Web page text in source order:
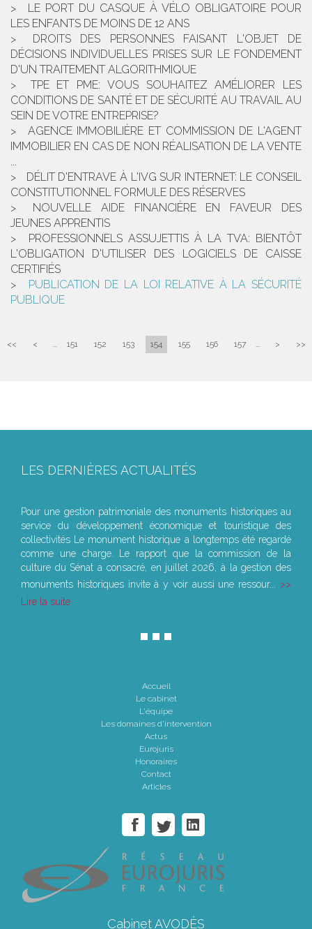
LE PORT DU CASQUE À VÉLO OBLIGATOIRE POUR
LES ENFANTS DE MOINS DE 12 ANS
DROITS DES PERSONNES FAISANT L'OBJET DE
DÉCISIONS INDIVIDUELLES PRISES SUR LE FONDEMENT
D'UN TRAITEMENT ALGORITHMIQUE
TPE ET PME: VOUS SOUHAITEZ AMÉLIORER LES
CONDITIONS DE SANTÉ ET DE SÉCURITÉ AU TRAVAIL AU
SEIN DE VOTRE ENTREPRISE?
AGENCE IMMOBILIÈRE ET COMMISSION DE L'AGENT
IMMOBILIER EN CAS DE NON RÉALISATION DE LA VENTE
...
DÉLIT D'ENTRAVE À L'IVG SUR INTERNET: LE CONSEIL
CONSTITUTIONNEL FORMULE DES RÉSERVES
NOUVELLE AIDE FINANCIÈRE EN FAVEUR DES
JEUNES APPRENTIS
PROFESSIONNELS ASSUJETTIS À LA TVA: BIENTÔT
L'OBLIGATION D'UTILISER DES LOGICIELS DE CAISSE
CERTIFIÉS
PUBLICATION DE LA LOI RELATIVE À LA SÉCURITÉ
PUBLIQUE
<< < ... 151 152 153 154 155 156 157 ... > >>
LES DERNIÈRES ACTUALITÉS
Pour une gestion patrimoniale des monuments historiques au
service du développement économique et touristique des
collectivités Le monument historique a longtemps été regardé
comme une charge. Le rapport que la commission de la
culture du Sénat a consacré, en juillet 2026, à la gestion des
monuments historiques invite à y voir aussi une ressour...
Lire la suite
Accueil
Le cabinet
L'équipe
Les domaines d'intervention
Actus
Eurojuris
Honoraires
Contact
Articles
Cabinet AVODÈS